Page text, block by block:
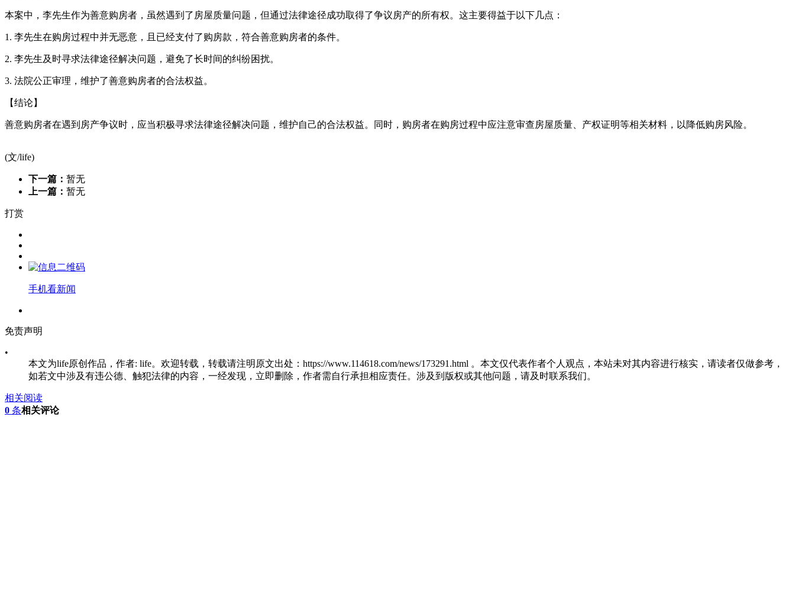
本案中，李先生作为善意购房者，虽然遇到了房屋质量问题，但通过法律途径成功取得了争议房产的所有权。这主要得益于以下几点：
1. 李先生在购房过程中并无恶意，且已经支付了购房款，符合善意购房者的条件。
2. 李先生及时寻求法律途径解决问题，避免了长时间的纠纷困扰。
3. 法院公正审理，维护了善意购房者的合法权益。
【结论】
善意购房者在遇到房产争议时，应当积极寻求法律途径解决问题，维护自己的合法权益。同时，购房者在购房过程中应注意审查房屋质量、产权证明等相关材料，以降低购房风险。
(文/life)
下一篇： 暂无
上一篇： 暂无
打赏
手机看新闻
免责声明
•
本文为life原创作品，作者: life。欢迎转载，转载请注明原文出处：https://www.114618.com/news/173291.html 。本文仅代表作者个人观点，本站未对其内容进行核实，请读者仅做参考，
如若文中涉及有违公德、触犯法律的内容，一经发现，立即删除，作者需自行承担相应责任。涉及到版权或其他问题，请及时联系我们。
相关阅读
0 条相关评论